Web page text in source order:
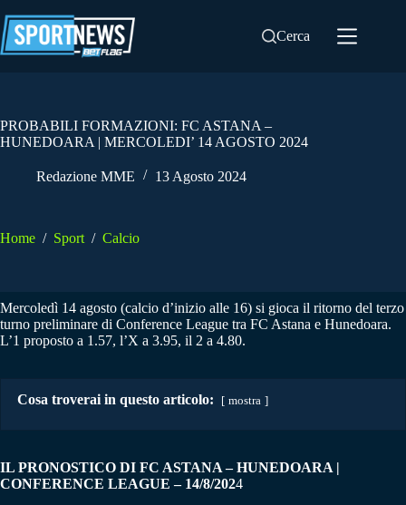
al
contenuto
Cerca
PROBABILI FORMAZIONI: FC ASTANA –
HUNEDOARA | MERCOLEDI’ 14 AGOSTO 2024
Redazione MME 13 Agosto 2024
Home / Sport / Calcio
Mercoledì 14 agosto (calcio d’inizio alle 16) si gioca il ritorno del terzo
turno preliminare di Conference League tra FC Astana e Hunedoara.
L’1 proposto a 1.57, l’X a 3.95, il 2 a 4.80.
Cosa troverai in questo articolo: mostra
IL PRONOSTICO DI FC ASTANA – HUNEDOARA |
CONFERENCE LEAGUE – 14/8/2024